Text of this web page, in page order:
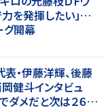
を発揮したい」…
グ開幕
表・伊藤洋輝、後藤
健斗インタビュ
ダメだと次は２６